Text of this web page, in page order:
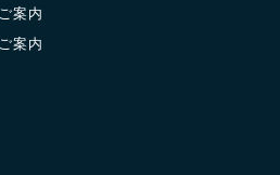
案内
案内